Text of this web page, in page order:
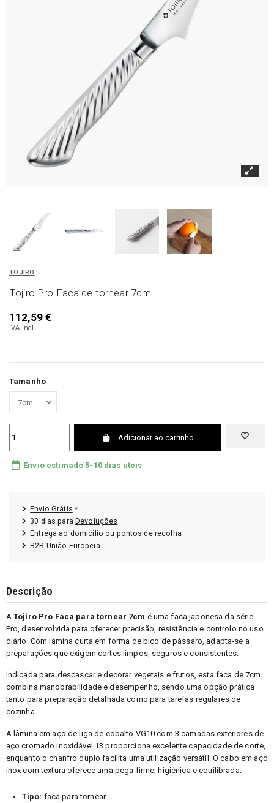
TOJIRO
Tojiro Pro Faca de tornear 7cm
112,59 €
IVA incl.
Tamanho
Adicionar ao carrinho
Envio estimado 5-10 dias úteis
Envio Grátis *
30 dias para Devoluções
Entrega ao domicílio ou pontos de recolha
B2B União Europeia
Descrição
ATojiro Pro Faca para tornear 7cm é uma faca japonesa da série
Pro, desenvolvida para oferecer precisão, resistência e controlo no uso
diário. Com lâmina curta em forma de bico de pássaro, adapta-se a
preparações que exigem cortes limpos, seguros e consistentes.
Indicada para descascar e decorar vegetais e frutos, esta faca de 7cm
combina manobrabilidade e desempenho, sendo uma opção prática
tanto para preparação detalhada como para tarefas regulares de
cozinha.
A lâmina em aço de liga de cobalto VG10 com 3 camadas exteriores de
aço cromado inoxidável 13 proporciona excelente capacidade de corte,
enquanto o chanfro duplo facilita uma utilização versátil. O cabo em aço
inox com textura oferece uma pega firme, higiénica e equilibrada.
Tipo: faca para tornear